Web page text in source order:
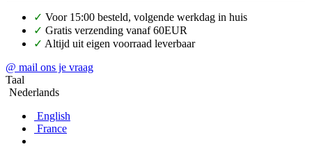
✓ Voor 15:00 besteld, volgende werkdag in huis
✓ Gratis verzending vanaf 60EUR
✓ Altijd uit eigen voorraad leverbaar
@ mail ons je vraag
Taal
Nederlands
English
France